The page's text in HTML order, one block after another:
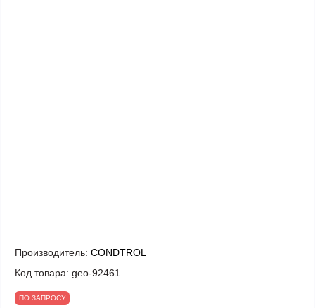
Производитель: CONDTROL
Код товара: geo-92461
ПО ЗАПРОСУ